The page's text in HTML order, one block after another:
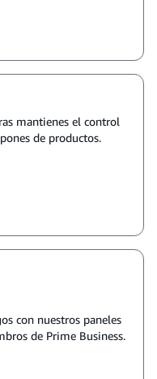
mantienes el control
de productos.
con nuestros paneles
de Prime Business.